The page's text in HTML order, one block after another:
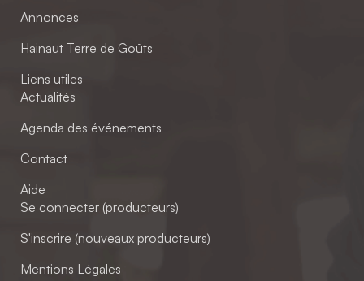
Annonces
Hainaut Terre de Goûts
Liens utiles
Actualités
Agenda des événements
Contact
Aide
Se connecter (producteurs)
S'inscrire (nouveaux producteurs)
Mentions Légales